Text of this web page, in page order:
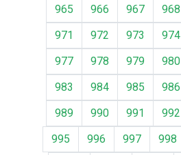
965
966 967 968
971
972 973 974
977
978 979 980
983
984 985 986
989
990 991 992
995
996 997 998